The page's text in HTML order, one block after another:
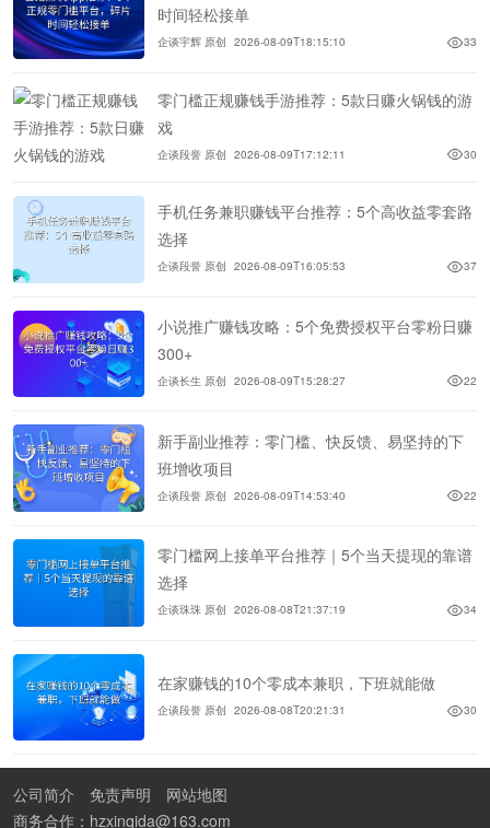
时间轻松接单
企谈宇辉 原创 2026-08-09T18:15:10 33
零门槛正规赚钱手游推荐：5款日赚火锅钱的游
戏
企谈段誉 原创 2026-08-09T17:12:11 30
手机任务兼职赚钱平台推荐：5个高收益零套路
选择
企谈段誉 原创 2026-08-09T16:05:53 37
小说推广赚钱攻略：5个免费授权平台零粉日赚
300+
企谈长生 原创 2026-08-09T15:28:27 22
新手副业推荐：零门槛、快反馈、易坚持的下
班增收项目
企谈段誉 原创 2026-08-09T14:53:40 22
零门槛网上接单平台推荐｜5个当天提现的靠谱
选择
企谈珠珠 原创 2026-08-08T21:37:19 34
在家赚钱的10个零成本兼职，下班就能做
企谈段誉 原创 2026-08-08T20:21:31 30
公司简介 免责声明
网站地图
商务合作：hzxinqida@163.com